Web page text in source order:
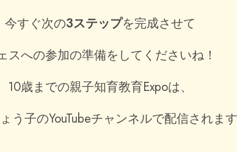
今すぐ次の3ステップを完成させて
スへの参加の準備をしてくださいね！
10歳までの親子知育教育Expoは、
う子のYouTubeチャンネルで配信されます